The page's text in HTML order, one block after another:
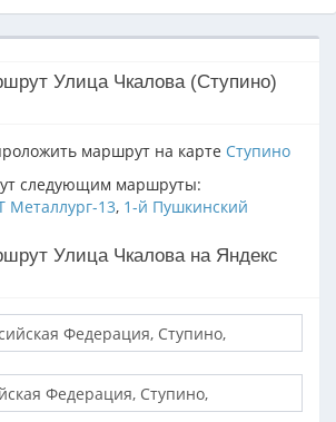
Улица Чкалова (Ступино)
маршрут на карте Ступино
следующим маршруты:
Металлург-13, 1-й Пушкинский
Улица Чкалова на Яндекс